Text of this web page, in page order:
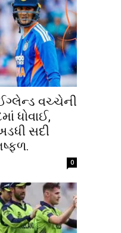
વચ્ચેની
ધોવાઈ,
સદી
0